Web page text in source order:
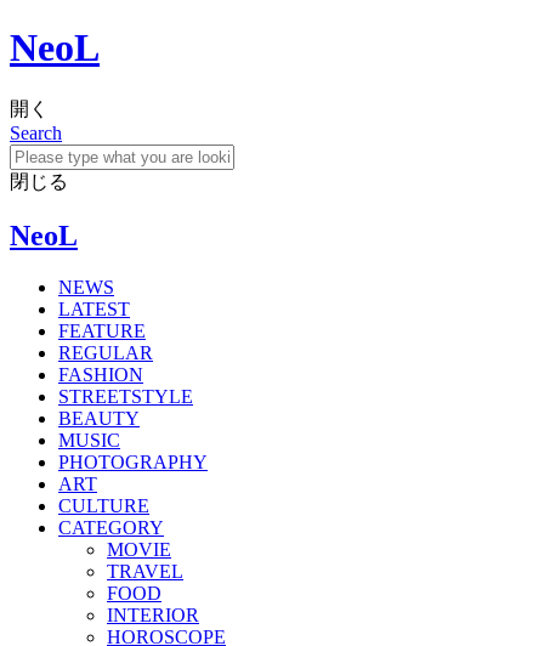
NeoL
開く
Search
閉じる
NeoL
NEWS
LATEST
FEATURE
REGULAR
FASHION
STREETSTYLE
BEAUTY
MUSIC
PHOTOGRAPHY
ART
CULTURE
CATEGORY
MOVIE
TRAVEL
FOOD
INTERIOR
HOROSCOPE